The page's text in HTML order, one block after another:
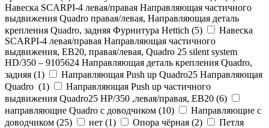
Навеска SCARPI-4 левая/правая Направляющая частичного
выдвижения Quadro правая/левая, Направляющая деталь
крепления Quadro, задняя Фурнитура Hettich (5)
Навеска
SCARPI-4 левая/правая Направляющая частичного
выдвижения, ЕВ20, правая/левая, Quadro 25 silent system
HD/350 – 9105624 Направляющая деталь крепления Quadro,
задняя (1)
Направляющая Push up Quadro25 Направляющая
Quadro (1)
Направляющая Push up частичного
выдвижения Quadro25 НР/350 ,левая/правая, ЕВ20 (6)
направляющие Quadro с доводчиком (10)
Направляющие с
доводчиком (25) нет (1) Опора чёрная (2)
Петля